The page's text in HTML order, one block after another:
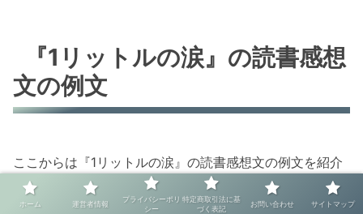
『1リットルの涙』の読書感想
文の例文
ここからは『1リットルの涙』の読書感想文の例文を紹介
していきます。
ホーム 運営者情報
プライバシーポリ
シー
特定商取引法に基
づく表記
お問い合わせ サイトマップ